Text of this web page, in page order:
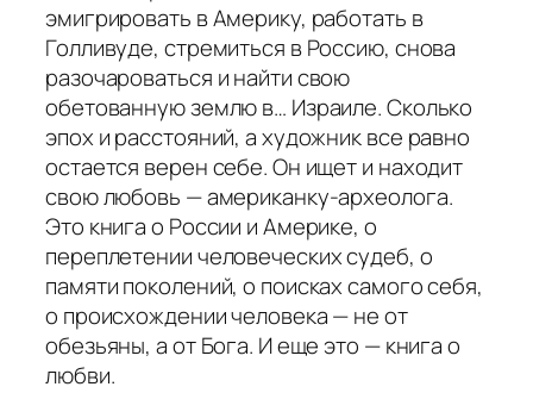
эмигрировать в Америку, работать в
Голливуде, стремиться в Россию, снова
разочароваться и найти свою
обетованную землю в… Израиле. Сколько
эпох и расстояний, а художник все равно
остается верен себе. Он ищет и находит
свою любовь — американку-археолога.
Это книга о России и Америке, о
переплетении человеческих судеб, о
памяти поколений, о поисках самого себя,
о происхождении человека — не от
обезьяны, а от Бога. И еще это — книга о
любви.